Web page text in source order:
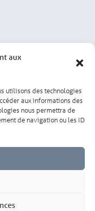
aux
utilisons des technologies
aux informations des
nous permettra de
de navigation ou les ID